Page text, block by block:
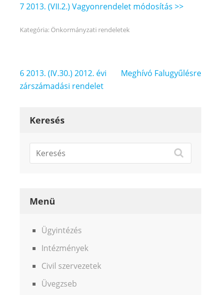
7 2013. (VII.2.) Vagyonrendelet módosítás >>
Kategória: Önkormányzati rendeletek
Bejegyzés
navigáció
6 2013. (IV.30.) 2012. évi
zárszámadási rendelet
Meghívó Falugyűlésre
Keresés
Menü
Ügyintézés
Intézmények
Civil szervezetek
Üvegzseb